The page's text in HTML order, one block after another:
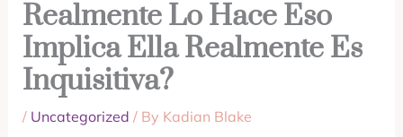
Realmente Lo Hace Eso
Implica Ella Realmente Es
Inquisitiva?
/ Uncategorized / By Kadian Blake